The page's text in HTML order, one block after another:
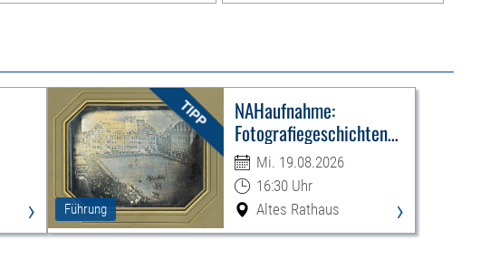
› Führung
NAHaufnahme:
Fotografiegeschichten
Leipzigs
Mi. 19.08.2026
16:30 Uhr
Altes Rathaus
›